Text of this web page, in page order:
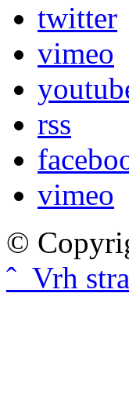
twitter
vimeo
rss
vimeo
©
ˆ Vrh